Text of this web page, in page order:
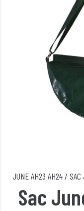
JUNEAH23 AH24/ SAC
Sac